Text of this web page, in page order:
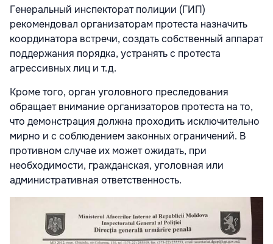
Генеральный инспекторат полиции (ГИП)
рекомендовал организаторам протеста назначить
координатора встречи, создать собственный аппарат
поддержания порядка, устранять с протеста
агрессивных лиц и т.д.
Кроме того, орган уголовного преследования
обращает внимание организаторов протеста на то,
что демонстрация должна проходить исключительно
мирно и с соблюдением законных ограничений. В
противном случае их может ожидать, при
необходимости, гражданская, уголовная или
административная ответственность.